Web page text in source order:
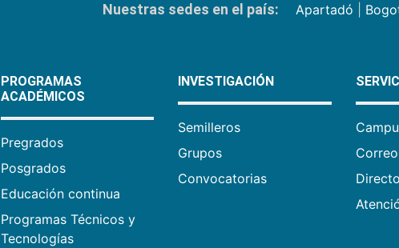
Nuestras sedes en el país: Apartadó
PROGRAMAS
ACADÉMICOS
Pregrados
Posgrados
Educación continua
Programas Técnicos y
Tecnologías
INVESTIGACIÓN
Semilleros
Grupos
Convocatorias
Correo